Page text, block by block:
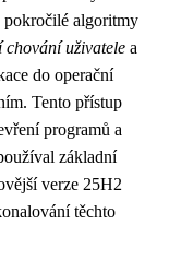
pokročilé algoritmy
chování uživatele a
do operační
Tento přístup
programů a
základní
verze 25H2
těchto